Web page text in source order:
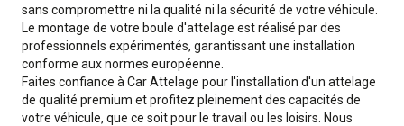
sans compromettre ni la qualité ni la sécurité de votre véhicule.
Le montage de votre boule d'attelage est réalisé par des
professionnels expérimentés, garantissant une installation
conforme aux normes européenne.
Faites confiance à Car Attelage pour l'installation d'un attelage
de qualité premium et profitez pleinement des capacités de
votre véhicule, que ce soit pour le travail ou les loisirs. Nous